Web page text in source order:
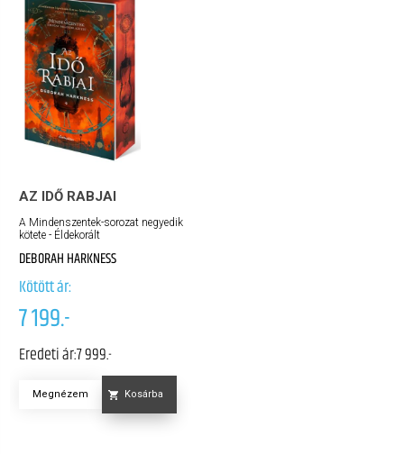
AZ IDŐ RABJAI
A Mindenszentek-sorozat negyedik
kötete - Éldekorált
DEBORAH HARKNESS
Kötött ár:
7 199.-
Eredeti ár:7 999.-
Megnézem Kosárba